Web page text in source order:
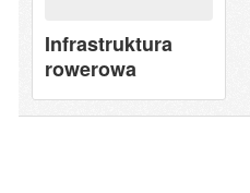
Infrastruktura
rowerowa